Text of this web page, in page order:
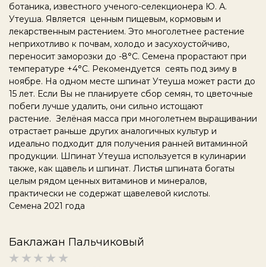
ботаника, известного ученого-селекционера Ю. А.
Утеуша. Является ценным пищевым, кормовым и
лекарственным растением. Это многолетнее растение
неприхотливо к почвам, холодо и засухоустойчиво,
переносит заморозки до -8°С. Семена прорастают при
температуре +4°С. Рекомендуется сеять под зиму в
ноябре. На одном месте шпинат Утеуша может расти до
15 лет. Если Вы не планируете сбор семян, то цветочные
побеги лучше удалить, они сильно истощают
растение. Зелёная масса при многолетнем выращивании
отрастает раньше других аналогичных культур и
идеально подходит для получения ранней витаминной
продукции. Шпинат Утеуша используется в кулинарии
также, как щавель и шпинат. Листья шпината богаты
целым рядом ценных витаминов и минералов,
практически не содержат щавелевой кислоты.
Семена 2021 года
Баклажан Пальчиковый